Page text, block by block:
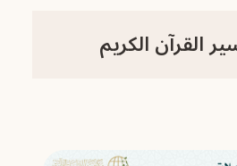
القرآن الكريم